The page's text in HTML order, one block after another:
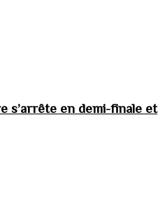
s’arrête en demi-finale et